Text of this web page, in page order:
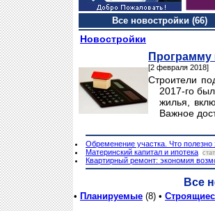
Все новостройки (66)
Новостройки
Программу
[2 февраля 2018]
Строители
2017-го
жилья,
Важное
Обременение участка. Что полезно
Материнский капитал и ипотека
Квартирный ремонт: экономия
Все
• Планируемые (8) •